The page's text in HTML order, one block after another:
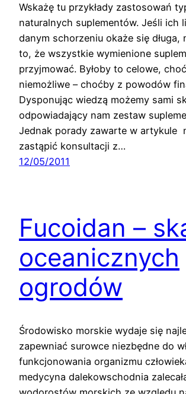
Wskażę tu przykłady zastosowań
naturalnych suplementów. Jeśli ich
danym schorzeniu okaże się długa,
to, że wszystkie wymienione
przyjmować. Byłoby to celowe,
niemożliwe – choćby z powodów
Dysponując wiedzą możemy sami
odpowiadający nam zestaw
Jednak porady zawarte w artykule
zastąpić konsultacji z…
12/05/2011
Fucoidan –
oceanicznych
ogrodów
Środowisko morskie wydaje się
zapewniać surowce niezbędne do
funkcjonowania organizmu
medycyna dalekowschodnia